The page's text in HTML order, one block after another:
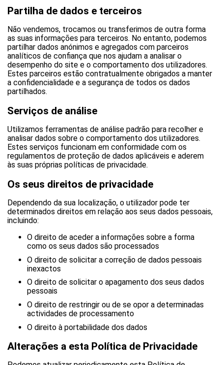
Partilha de dados e terceiros
Não vendemos, trocamos ou transferimos de outra forma
as suas informações para terceiros. No entanto, podemos
partilhar dados anónimos e agregados com parceiros
analíticos de confiança que nos ajudam a analisar o
desempenho do site e o comportamento dos utilizadores.
Estes parceiros estão contratualmente obrigados a manter
a confidencialidade e a segurança de todos os dados
partilhados.
Serviços de análise
Utilizamos ferramentas de análise padrão para recolher e
analisar dados sobre o comportamento dos utilizadores.
Estes serviços funcionam em conformidade com os
regulamentos de proteção de dados aplicáveis e aderem
às suas próprias políticas de privacidade.
Os seus direitos de privacidade
Dependendo da sua localização, o utilizador pode ter
determinados direitos em relação aos seus dados pessoais,
incluindo:
O direito de aceder a informações sobre a forma
como os seus dados são processados
O direito de solicitar a correção de dados pessoais
inexactos
O direito de solicitar o apagamento dos seus dados
pessoais
O direito de restringir ou de se opor a determinadas
actividades de processamento
O direito à portabilidade dos dados
Alterações a esta Política de Privacidade